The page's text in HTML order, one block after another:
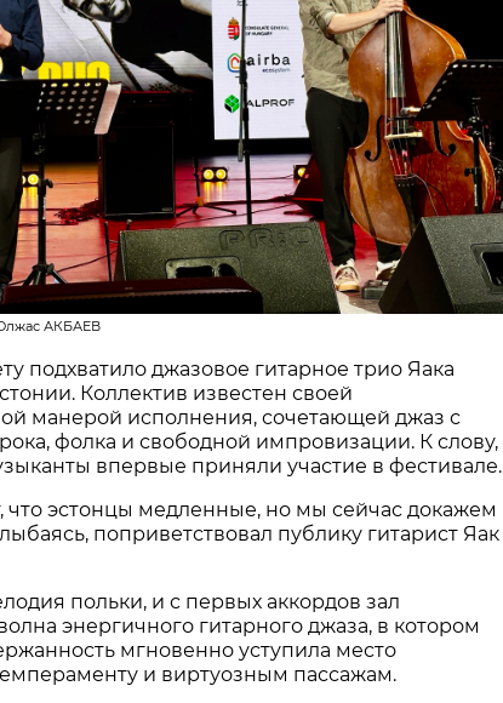
АКБАЕВ
подхватило джазовое гитарное трио Яака
Коллектив известен своей
манерой исполнения, сочетающей джаз с
фолка и свободной импровизации. К слову,
впервые приняли участие в фестивале.
что эстонцы медленные, но мы сейчас докажем
поприветствовал публику гитарист Яак
польки, и с первых аккордов зал
энергичного гитарного джаза, в котором
мгновенно уступила место
и виртуозным пассажам.